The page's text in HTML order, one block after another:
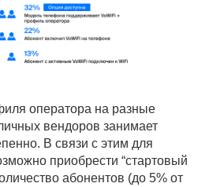
оператора на разные
вендоров занимает
В связи с этим для
приобрести “стартовый
абонентов (до 5% от